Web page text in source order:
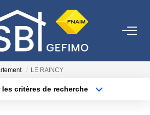
ACHETER
LE RAINCY
les critères de recherche